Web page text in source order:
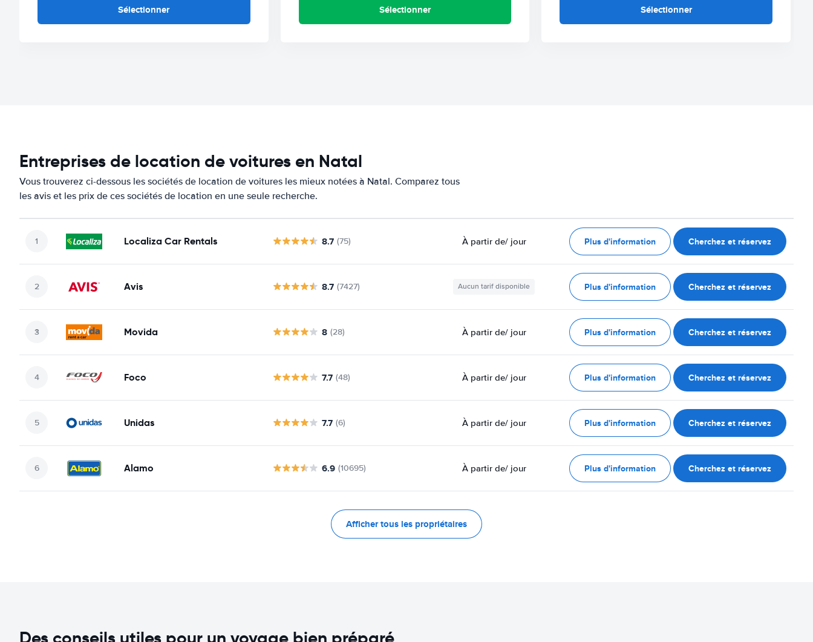
Sélectionner Sélectionner Sélectionner
Entreprises de location de voitures en Natal
Vous trouverez ci-dessous les sociétés de location de voitures les mieux notées à Natal. Comparez tous
les avis et les prix de ces sociétés de location en une seule recherche.
Localiza Car Rentals 8.7 (75) À partir de/ jour Plus d'information Cherchez et réservez
Avis 8.7 (7427) Aucun tarif disponible Plus d'information Cherchez et réservez
Movida 8 (28) À partir de/ jour Plus d'information Cherchez et réservez
Foco 7.7 (48) À partir de/ jour Plus d'information Cherchez et réservez
Unidas 7.7 (6) À partir de/ jour Plus d'information Cherchez et réservez
Alamo 6.9 (10695) À partir de/ jour Plus d'information Cherchez et réservez
Afficher tous les propriétaires